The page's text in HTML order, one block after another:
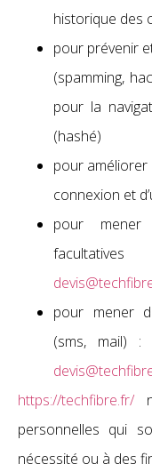
historique des
pour prévenir
(spamming,
pour la
(hashé)
pour améliorer
connexion et
pour mener
pour mener
(sms, mail)
https://techfibre.fr/
personnelles qui
nécessité ou à des